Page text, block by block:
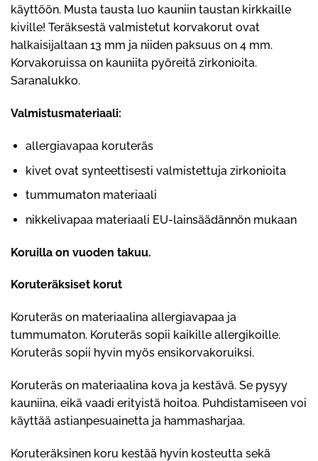
käyttöön. Musta tausta luo kauniin taustan kirkkaille
kiville! Teräksestä valmistetut korvakorut ovat
halkaisijaltaan 13 mm ja niiden paksuus on 4 mm.
Korvakoruissa on kauniita pyöreitä zirkonioita.
Saranalukko.
Valmistusmateriaali:
allergiavapaa koruteräs
kivet ovat synteettisesti valmistettuja zirkonioita
tummumaton materiaali
nikkelivapaa materiaali EU-lainsäädännön mukaan
Koruilla on vuoden takuu.
Koruteräksiset korut
Koruteräs on materiaalina allergiavapaa ja
tummumaton. Koruteräs sopii kaikille allergikoille.
Koruteräs sopii hyvin myös ensikorvakoruiksi.
Koruteräs on materiaalina kova ja kestävä. Se pysyy
kauniina, eikä vaadi erityistä hoitoa. Puhdistamiseen voi
käyttää astianpesuainetta ja hammasharjaa.
Koruteräksinen koru kestää hyvin kosteutta sekä